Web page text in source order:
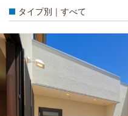
タイプ別｜すべて